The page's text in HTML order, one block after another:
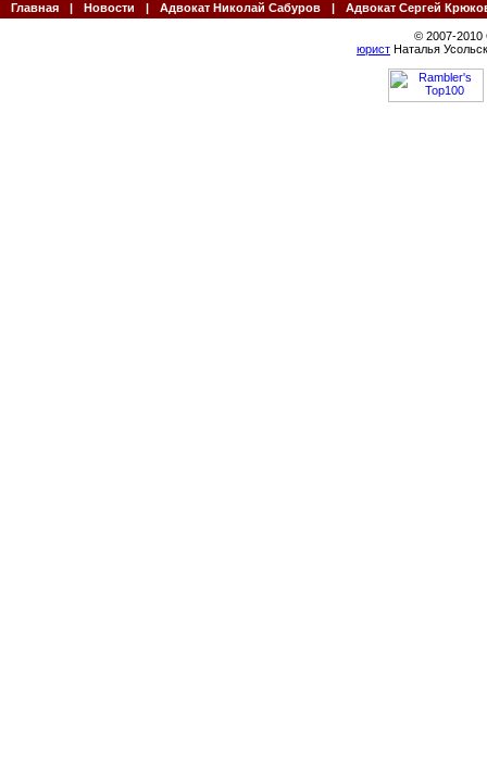
Главная | Новости | Адвокат Николай Сабуров | Адвокат Сергей
© 2007-
юрист Наталья